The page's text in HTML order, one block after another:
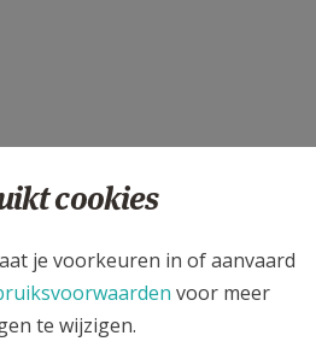
cookies
je voorkeuren in of aanvaard
voor meer
te wijzigen.